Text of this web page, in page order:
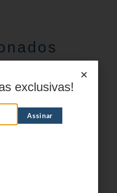
exclusivas!